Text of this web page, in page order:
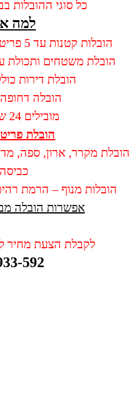
כל סוגי ההובלות
למה
הובלות קטנות עד 5 פריטים
הובלת משטחים ותכולת
הובלת דירות
הובלה דחופה
מובילים 24 שעות ביממה
הובלת
הובלת מקרר, ארון, ספה,
הובלות מנוף – הרמת
אפשרות הובלה
לקבלת הצעת מחיר
592